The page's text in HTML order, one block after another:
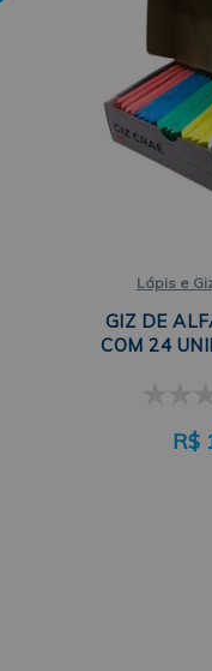
Lápis e
GIZ DE
COM 24
R$